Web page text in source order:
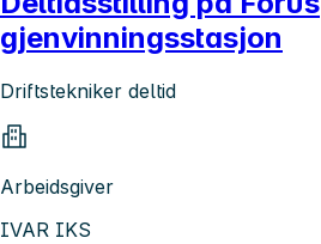
gjenvinningsstasjon
Driftstekniker deltid
Arbeidsgiver
IVAR IKS